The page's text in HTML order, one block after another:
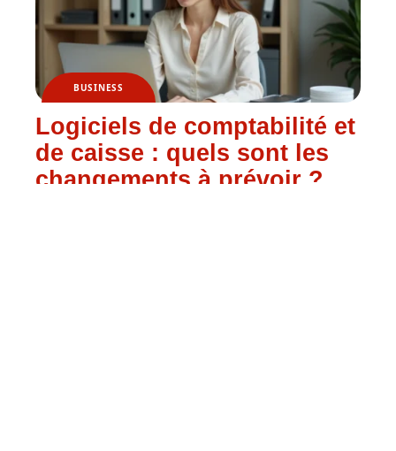
BUSINESS
Logiciels de comptabilité et
de caisse : quels sont les
changements à prévoir ?